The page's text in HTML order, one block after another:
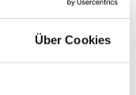
Über Cookies